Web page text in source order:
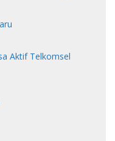
Aktif Telkomsel